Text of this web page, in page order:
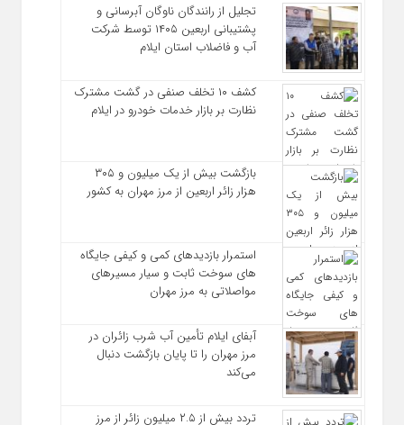
تجلیل از رانندگان ناوگان آبرسانی و
پشتیبانی اربعین ۱۴۰۵ توسط شرکت
آب و فاضلاب استان ایلام
کشف ۱۰ تخلف صنفی در گشت مشترک
نظارت بر بازار خدمات خودرو در ایلام
بازگشت بیش از یک میلیون و ۳۰۵
هزار زائر اربعین از مرز مهران به کشور
استمرار بازدیدهای کمی و کیفی جایگاه‌
های سوخت ثابت و سیار مسیرهای
مواصلاتی به مرز مهران
آبفای ایلام تأمین آب شرب زائران در
مرز مهران را تا پایان بازگشت دنبال
می‌کند
تردد بیش از ۲.۵ میلیون زائر از مرز